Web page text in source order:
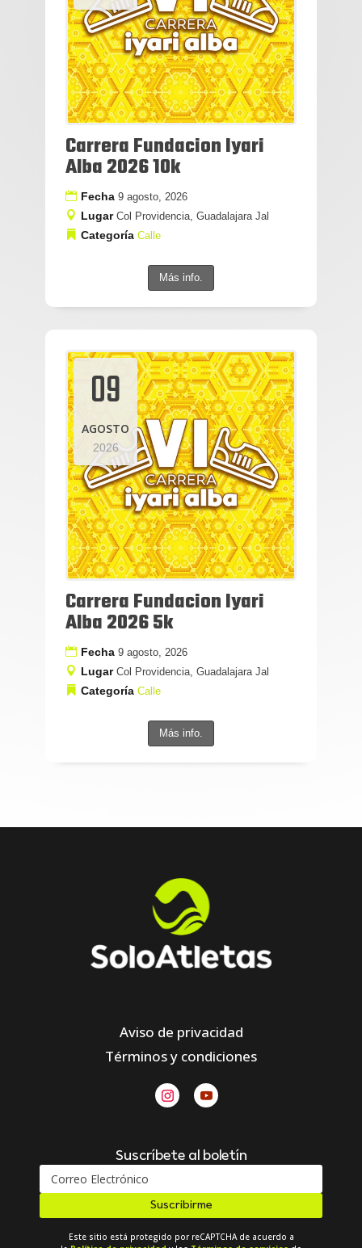
Carrera Fundacion Iyari
Alba 2026 10k
Fecha 9 agosto, 2026
Lugar Col Providencia, Guadalajara Jal
Categoría Calle
Más info.
09
AGOSTO
2026
Carrera Fundacion Iyari
Alba 2026 5k
Fecha 9 agosto, 2026
Lugar Col Providencia, Guadalajara Jal
Categoría Calle
Más info.
Aviso de privacidad
Términos y condiciones
Suscríbete al boletín
Suscribirme
Este sitio está protegido por reCAPTCHA de acuerdo a